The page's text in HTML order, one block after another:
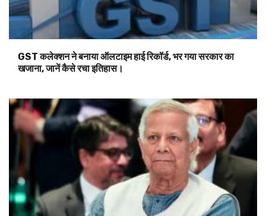
GST कलेक्शन ने बनाया ऑलटाइम हाई रिकॉर्ड, भर गया सरकार का
खजाना, जानें कैसे रचा इतिहास।